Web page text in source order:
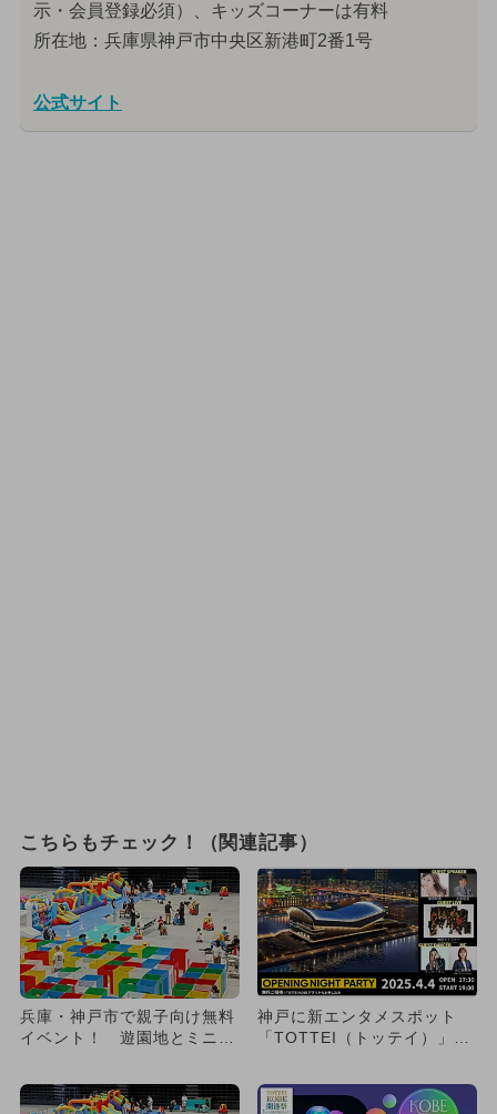
示・会員登録必須）、キッズコーナーは有料
所在地：兵庫県神戸市中央区新港町2番1号
公式サイト
こちらもチェック！（関連記事）
兵庫・神戸市で親子向け無料
イベント！ 遊園地とミニ動
神戸に新エンタメスポット
「TOTTEI（トッテイ）」誕